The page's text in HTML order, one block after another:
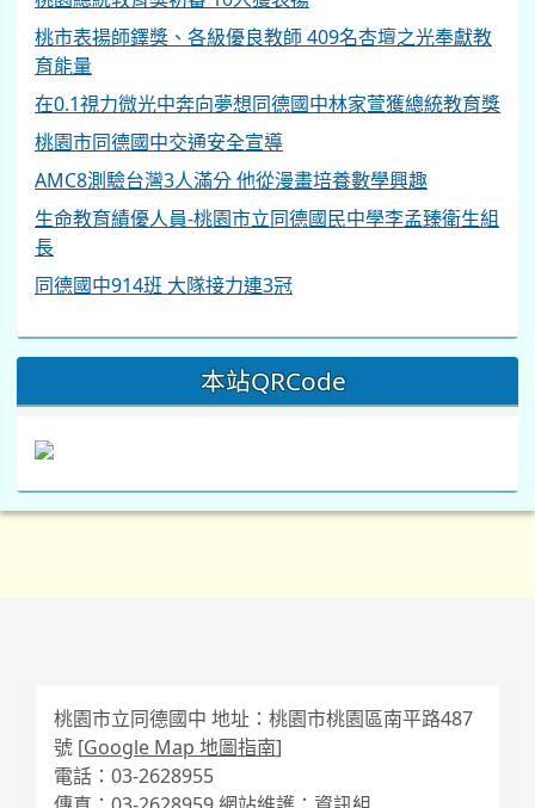
桃市表揚師鐸獎、各級優良教師 409名杏壇之光奉獻教
育能量
在0.1視力微光中奔向夢想同德國中林家萱獲總統教育獎
桃園市同德國中交通安全宣導
AMC8測驗台灣3人滿分 他從漫畫培養數學興趣
生命教育績優人員-桃園市立同德國民中學李孟臻衛生組
長
同德國中914班 大隊接力連3冠
本站QRCode
桃園市立同德國中 地址：桃園市桃園區南平路487
號 [Google Map 地圖指南]
電話：03-2628955